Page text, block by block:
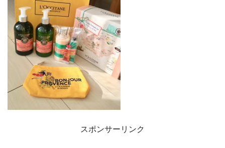
スポンサーリンク